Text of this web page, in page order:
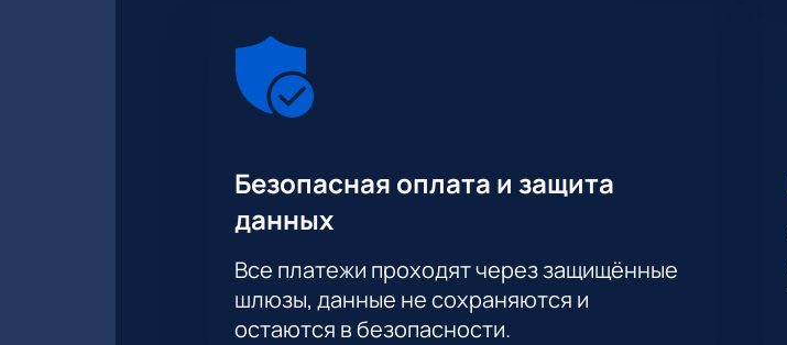
Безопасная оплата и защита
данных
Все платежи проходят через защищённые
шлюзы, данные не сохраняются и
остаются в безопасности.